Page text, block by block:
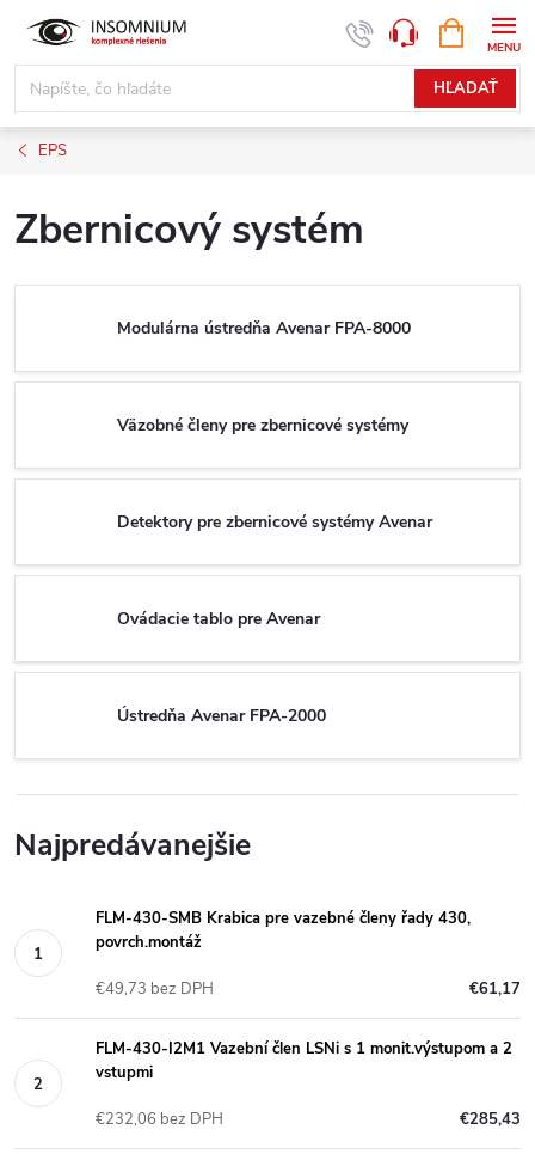
obsah
HĽADAŤ
KOŠÍK
EPS
Zbernicový systém
Modulárna ústredňa Avenar FPA-8000
Väzobné členy pre zbernicové systémy
Detektory pre zbernicové systémy Avenar
Ovádacie tablo pre Avenar
Ústredňa Avenar FPA-2000
Najpredávanejšie
FLM-430-SMB Krabica pre vazebné členy řady 430,
povrch.montáž
€61,17
€49,73 bez DPH
FLM-430-I2M1 Vazební člen LSNi s 1 monit.výstupom a 2
vstupmi
€285,43
€232,06 bez DPH
www.insomnium.sk - Chat